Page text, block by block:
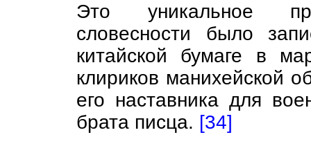
Это уникальное
словесности было
китайской бумаге в
клириков манихейской
его наставника для
брата писца. [34]